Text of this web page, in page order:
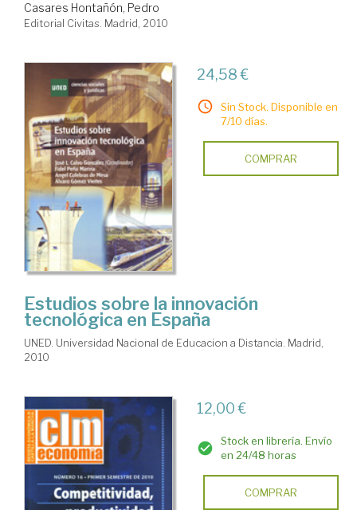
Casares Hontañón, Pedro
Editorial Civitas. Madrid, 2010
24,58 €
Sin Stock. Disponible en
7/10 días.
COMPRAR
Estudios sobre la innovación
tecnológica en España
UNED. Universidad Nacional de Educacion a Distancia. Madrid,
2010
12,00 €
Stock en librería. Envío
en 24/48 horas
COMPRAR